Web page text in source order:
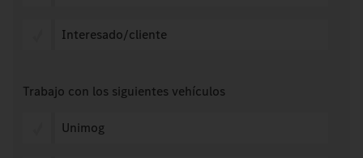
Interesado/cliente
Trabajo con los siguientes vehículos
Unimog